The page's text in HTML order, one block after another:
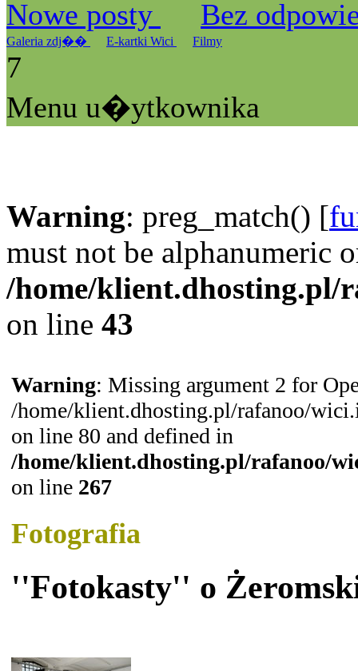
Nowe posty
Bez
Galeria zdj�� E-kartki Wici Filmy
7
Menu u�ytkownika
Warning: preg_match() [
must not be alphanumeric
/home/klient.dhosting.pl/
on line 43
Warning: Missing argument 2 for
/home/klient.dhosting.pl/rafanoo/
on line 80 and defined in
/home/klient.dhosting.pl/rafanoo/
on line 267
Fotografia
''Fotokasty'' o